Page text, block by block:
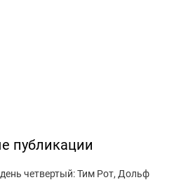
публикации
четвертый: Тим Рот, Дольф